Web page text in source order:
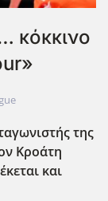
κόκκινο
της
Κροάτη
και